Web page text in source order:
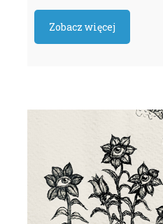
Zobacz więcej